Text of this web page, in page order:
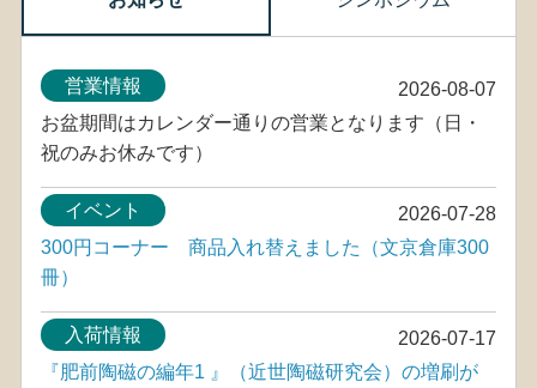
2026-08-07
営業情報
お盆期間はカレンダー通りの営業となります（日・
祝のみお休みです）
2026-07-28
イベント
300円コーナー 商品入れ替えました（文京倉庫300
冊）
2026-07-17
入荷情報
『肥前陶磁の編年1 』（近世陶磁研究会）の増刷が